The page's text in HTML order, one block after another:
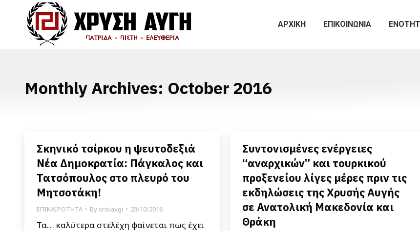
ΑΡΧΙΚΗ ΕΠΙΚΟΙΝΩΝΙΑ
Monthly Archives: October 2016
Σκηνικό τσίρκου η ψευτοδεξιά
Νέα Δημοκρατία: Πάγκαλος και
Τατσόπουλος στο πλευρό του
Μητσοτάκη!
ΕΠΙΚΑΙΡΟΤΗΤΑ Byxrisiavgi 23/10/2016
Τα… καλύτερα στελέχη φαίνεται πως έχει
Συντονισμένες ενέργειες
“αναρχικών” και τουρκικού
προξενείου λίγες μέρες πριν τις
εκδηλώσεις της Χρυσής Αυγής
σε Ανατολική Μακεδονία και
Θράκη